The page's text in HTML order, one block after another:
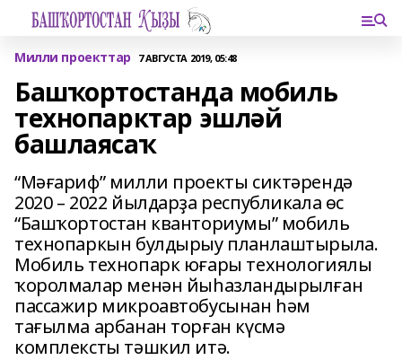
Милли проекттар 7 АВГУСТА 2019, 05:48
Башҡортостанда мобиль
технопарктар эшләй
башлаясаҡ
“Мәғариф” милли проекты сиктәрендә
2020 – 2022 йылдарҙа республикала өс
“Башҡортостан кванториумы” мобиль
технопаркын булдырыу планлаштырыла.
Мобиль технопарк юғары технологиялы
ҡоролмалар менән йыһазландырылған
пассажир микроавтобусынан һәм
тағылма арбанан торған күсмә
комплексты тәшкил итә.